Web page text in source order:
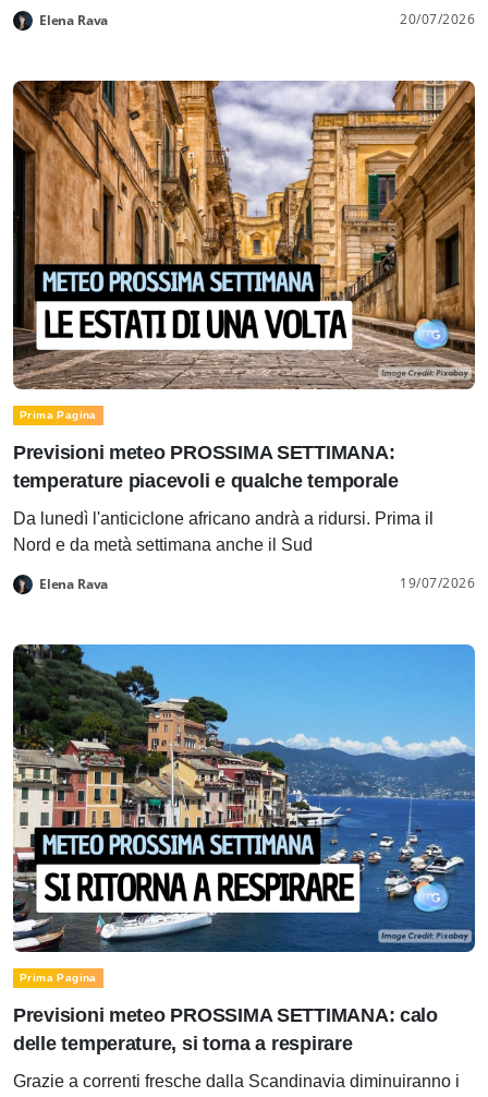
Elena Rava 20/07/2026
Prima Pagina
Previsioni meteo PROSSIMA SETTIMANA:
temperature piacevoli e qualche temporale
Da lunedì l'anticiclone africano andrà a ridursi. Prima il
Nord e da metà settimana anche il Sud
Elena Rava 19/07/2026
Prima Pagina
Previsioni meteo PROSSIMA SETTIMANA: calo
delle temperature, si torna a respirare
Grazie a correnti fresche dalla Scandinavia diminuiranno i